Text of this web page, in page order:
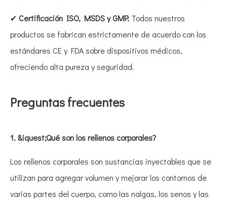
✔ Certificación ISO, MSDS y GMP: Todos nuestros
productos se fabrican estrictamente de acuerdo con los
estándares CE y FDA sobre dispositivos médicos,
ofreciendo alta pureza y seguridad.
Preguntas frecuentes
1. &iquest;Qué son los rellenos corporales?
Los rellenos corporales son sustancias inyectables que se
utilizan para agregar volumen y mejorar los contornos de
varias partes del cuerpo, como las nalgas, los senos y las